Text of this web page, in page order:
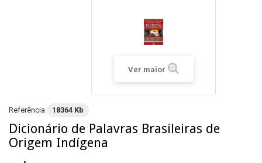
Ver maior
Referência 18364 Kb
Dicionário de Palavras Brasileiras de
Origem Indígena